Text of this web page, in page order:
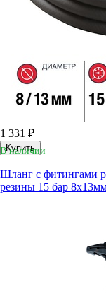
1 331 ₽
Купить
В наличии
Шланг с фитингами
резины 15 бар